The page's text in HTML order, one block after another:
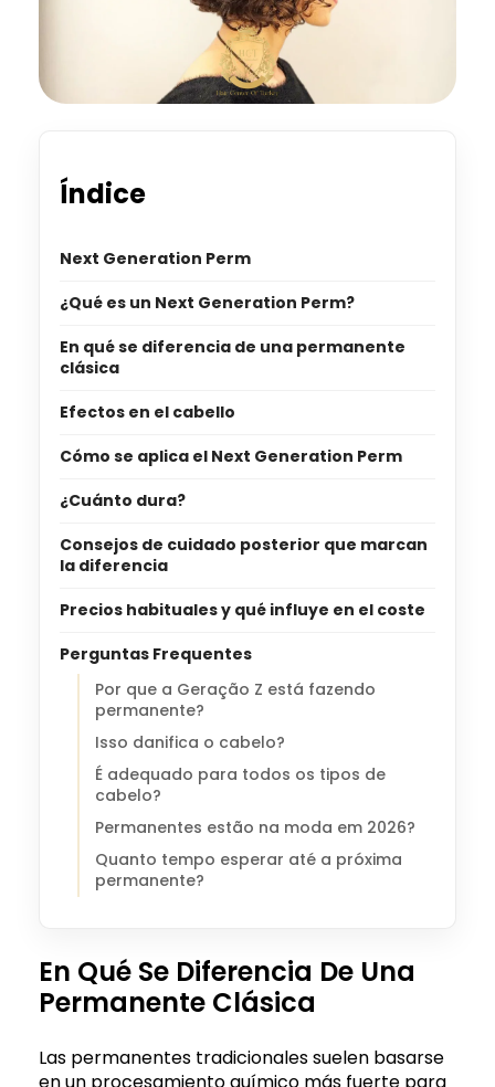
Índice
Next Generation Perm
¿Qué es un Next Generation Perm?
En qué se diferencia de una permanente
clásica
Efectos en el cabello
Cómo se aplica el Next Generation Perm
¿Cuánto dura?
Consejos de cuidado posterior que marcan
la diferencia
Precios habituales y qué influye en el coste
Perguntas Frequentes
Por que a Geração Z está fazendo
permanente?
Isso danifica o cabelo?
É adequado para todos os tipos de
cabelo?
Permanentes estão na moda em 2026?
Quanto tempo esperar até a próxima
permanente?
En Qué Se Diferencia De Una
Permanente Clásica
Las permanentes tradicionales suelen basarse